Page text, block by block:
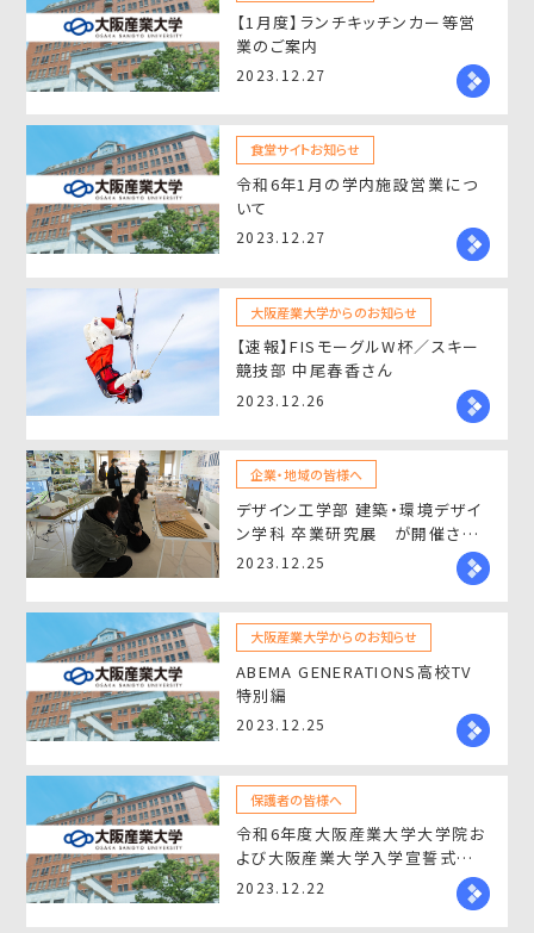
【1月度】ランチキッチンカー等営
業のご案内
2023.12.27
食堂サイトお知らせ
令和6年1月の学内施設営業につ
いて
2023.12.27
大阪産業大学からのお知らせ
【速報】FISモーグルW杯／スキー
競技部 中尾春香さん
2023.12.26
企業・地域の皆様へ
デザイン工学部 建築・環境デザイ
ン学科 卒業研究展 が開催され
ました
2023.12.25
大阪産業大学からのお知らせ
ABEMA GENERATIONS高校TV
特別編
2023.12.25
保護者の皆様へ
令和6年度大阪産業大学大学院お
よび大阪産業大学入学宣誓式の
実施について
2023.12.22